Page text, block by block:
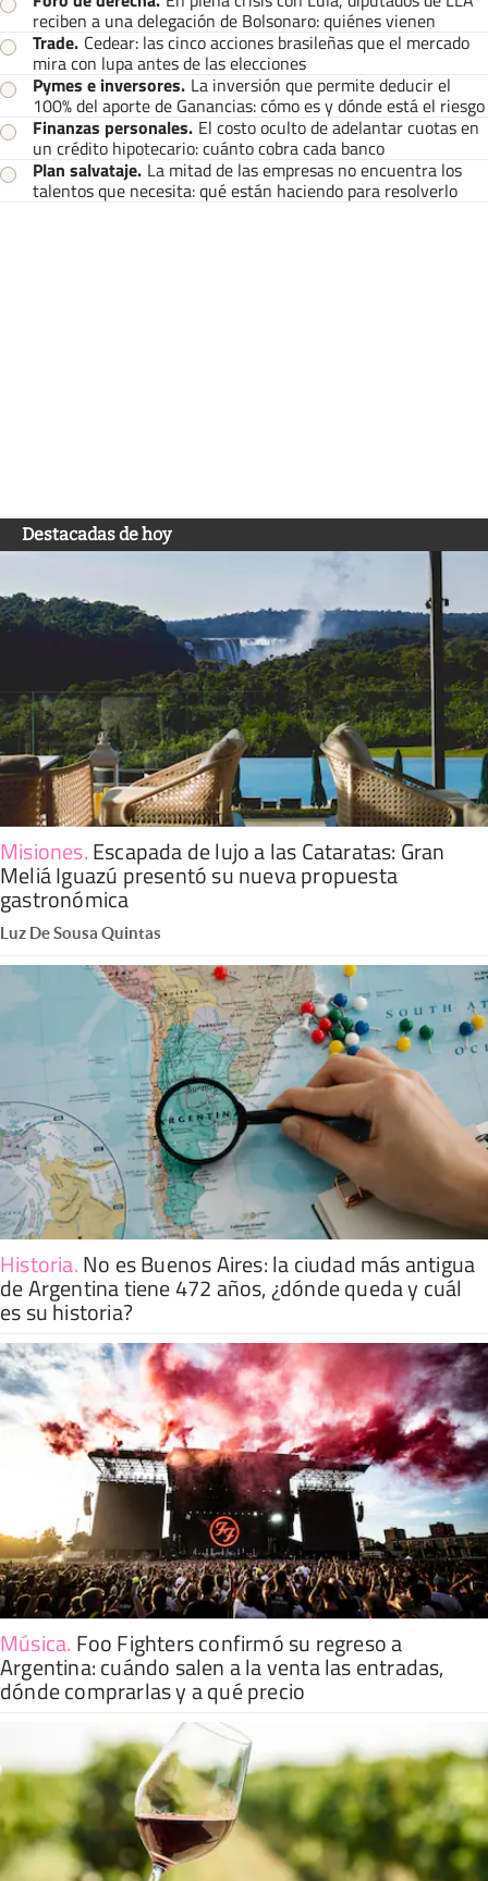
reciben a una delegación de Bolsonaro: quiénes vienen
Trade. Cedear: las cinco acciones brasileñas que el mercado
mira con lupa antes de las elecciones
Pymes e inversores. La inversión que permite deducir el
100% del aporte de Ganancias: cómo es y dónde está el riesgo
Finanzas personales. El costo oculto de adelantar cuotas en
un crédito hipotecario: cuánto cobra cada banco
Plan salvataje. La mitad de las empresas no encuentra los
talentos que necesita: qué están haciendo para resolverlo
Destacadas de hoy
Misiones.Escapada de lujo a las Cataratas: Gran
Meliá Iguazú presentó su nueva propuesta
gastronómica
Luz De Sousa Quintas
Historia.No es Buenos Aires: la ciudad más antigua
de Argentina tiene 472 años, ¿dónde queda y cuál
es su historia?
Música. Foo Fighters confirmó su regreso a
Argentina: cuándo salen a la venta las entradas,
dónde comprarlas y a qué precio